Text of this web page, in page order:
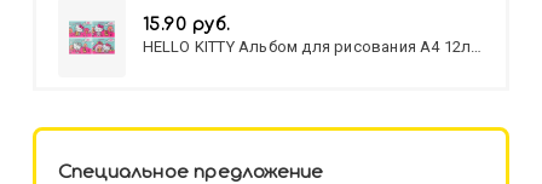
15.90 руб.
HELLO KITTY Альбом для рисования А4 12л.
Специальное предложение